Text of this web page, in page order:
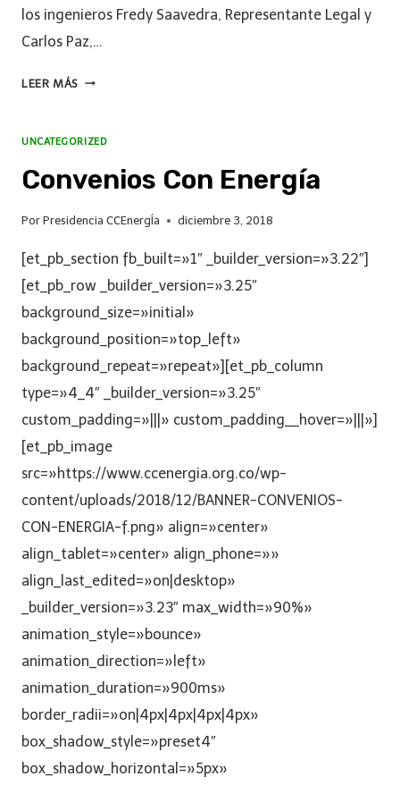
los ingenieros Fredy Saavedra, Representante Legal y
Carlos Paz,…
LEER MÁS
UNCATEGORIZED
Convenios Con Energía
Por Presidencia CCEnergÍa diciembre 3, 2018
[et_pb_section fb_built=»1″ _builder_version=»3.22″]
[et_pb_row _builder_version=»3.25″
background_size=»initial»
background_position=»top_left»
background_repeat=»repeat»][et_pb_column
type=»4_4″ _builder_version=»3.25″
custom_padding=»|||» custom_padding__hover=»|||»]
[et_pb_image
src=»https://www.ccenergia.org.co/wp-
content/uploads/2018/12/BANNER-CONVENIOS-
CON-ENERGIA-f.png» align=»center»
align_tablet=»center» align_phone=»»
align_last_edited=»on|desktop»
_builder_version=»3.23″ max_width=»90%»
animation_style=»bounce»
animation_direction=»left»
animation_duration=»900ms»
border_radii=»on|4px|4px|4px|4px»
box_shadow_style=»preset4″
box_shadow_horizontal=»5px»